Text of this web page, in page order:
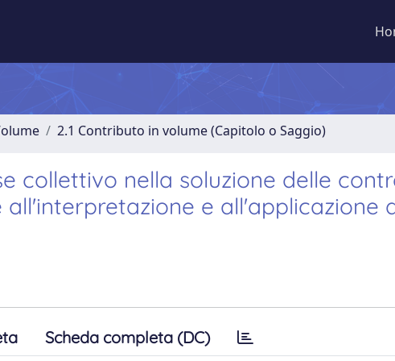
2.1 Contributo in volume (Capitolo o Saggio)
collettivo nella soluzione delle
e all'applicazione
Scheda completa (DC)